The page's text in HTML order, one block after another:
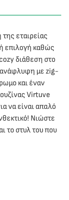
εταιρείας
επιλογή καθώς
διάθεση στο
ανάφλυφη με zig-
και έναν
Virtuve
να είναι απαλό
Νιώστε
το στυλ του που